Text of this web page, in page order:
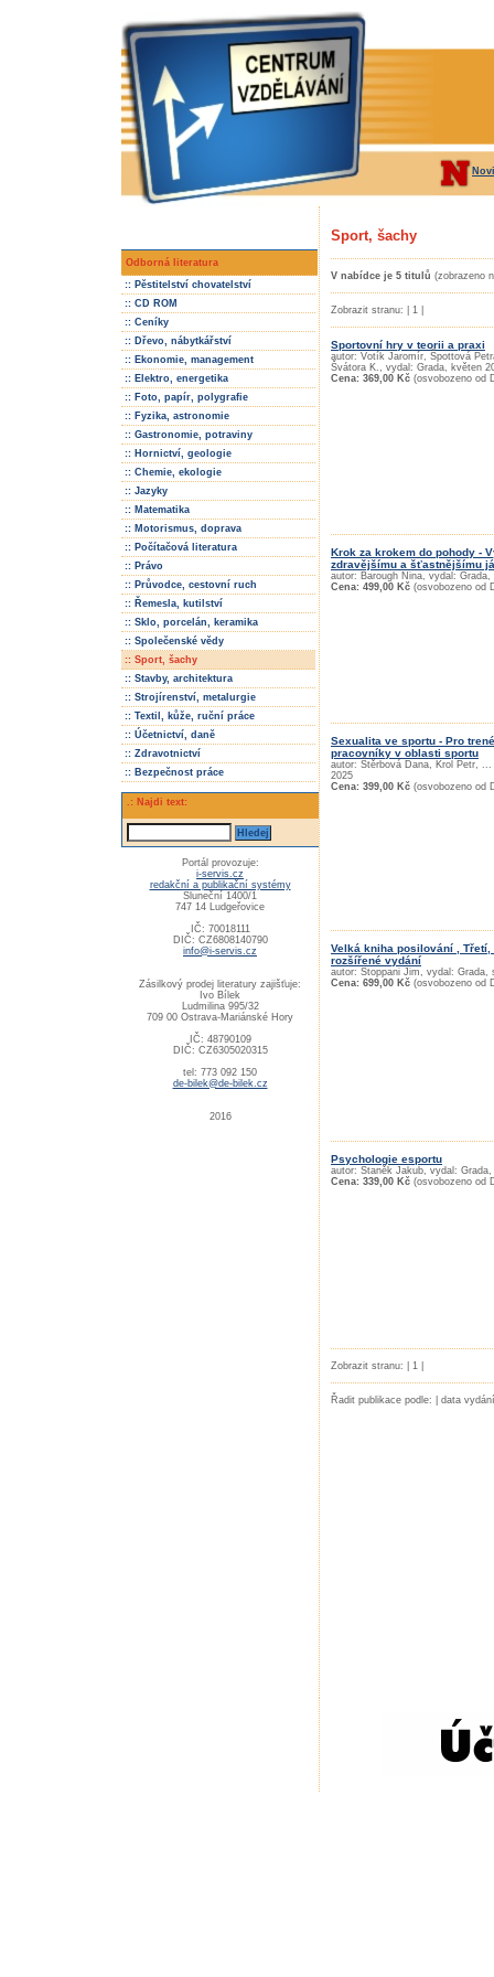
Odborná literatura
:: Pěstitelství chovatelství
:: CD ROM
:: Ceníky
:: Dřevo, nábytkářství
:: Ekonomie, management
:: Elektro, energetika
:: Foto, papír, polygrafie
:: Fyzika, astronomie
:: Gastronomie, potraviny
:: Hornictví, geologie
:: Chemie, ekologie
:: Jazyky
:: Matematika
:: Motorismus, doprava
:: Počítačová literatura
:: Právo
:: Průvodce, cestovní ruch
:: Řemesla, kutilství
:: Sklo, porcelán, keramika
:: Společenské vědy
:: Sport, šachy
:: Stavby, architektura
:: Strojírenství, metalurgie
:: Textil, kůže, ruční práce
:: Účetnictví, daně
:: Zdravotnictví
:: Bezpečnost práce
.: Najdi text:
Portál provozuje:
i-servis.cz
redakční a publikační systémy
Sluneční 1400/1
747 14 Ludgeřovice
IČ: 70018111
DIČ: CZ6808140790
info@i-servis.cz
Zásilkový prodej literatury zajišťuje:
Ivo Bílek
Ludmilina 995/32
709 00 Ostrava-Mariánské Hory
IČ: 48790109
DIČ: CZ6305020315
tel: 773 092 150
de-bilek@de-bilek.cz
2016
Sport, šachy
V nabídce je 5 titulů (zobrazeno
Zobrazit stranu: | 1 |
Sportovní hry v teorii a praxi
autor: Votík Jaromír, Špottová
Švátora K., vydal: Grada, květen
Cena: 369,00 Kč (osvobozeno od
Krok za krokem do pohody -
zdravějšímu a šťastnějšímu já
autor: Barough Nina, vydal: Grada,
Cena: 499,00 Kč (osvobozeno od
Sexualita ve sportu - Pro
pracovníky v oblasti sportu
autor: Štěrbová Dana, Krol Petr,
2025
Cena: 399,00 Kč (osvobozeno od
Velká kniha posilování , Třetí,
rozšířené vydání
autor: Stoppani Jim, vydal: Grada,
Cena: 699,00 Kč (osvobozeno od
Psychologie esportu
autor: Staněk Jakub, vydal: Grada,
Cena: 339,00 Kč (osvobozeno od
Zobrazit stranu: | 1 |
Řadit publikace podle: | data